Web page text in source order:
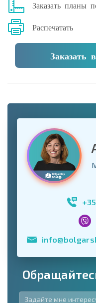
Заказать планы
Распечатать
Заказать